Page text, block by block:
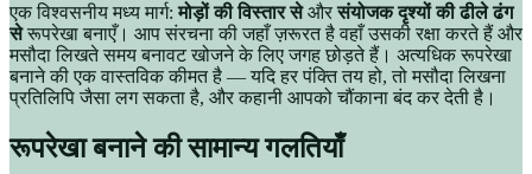
एक विश्वसनीय मध्य मार्ग:मोड़ों की विस्तार सेऔरसंयोजक दृश्यों की ढीले ढंग
सेरूपरेखा बनाएँ। आप संरचना की जहाँ ज़रूरत है वहाँ उसकी रक्षा करते हैं और
मसौदा लिखते समय बनावट खोजने के लिए जगह छोड़ते हैं। अत्यधिक रूपरेखा
बनाने की एक वास्तविक कीमत है — यदि हर पंक्ति तय हो, तो मसौदा लिखना
प्रतिलिपि जैसा लग सकता है, और कहानी आपको चौंकाना बंद कर देती है।
रूपरेखा बनाने की सामान्य गलतियाँ